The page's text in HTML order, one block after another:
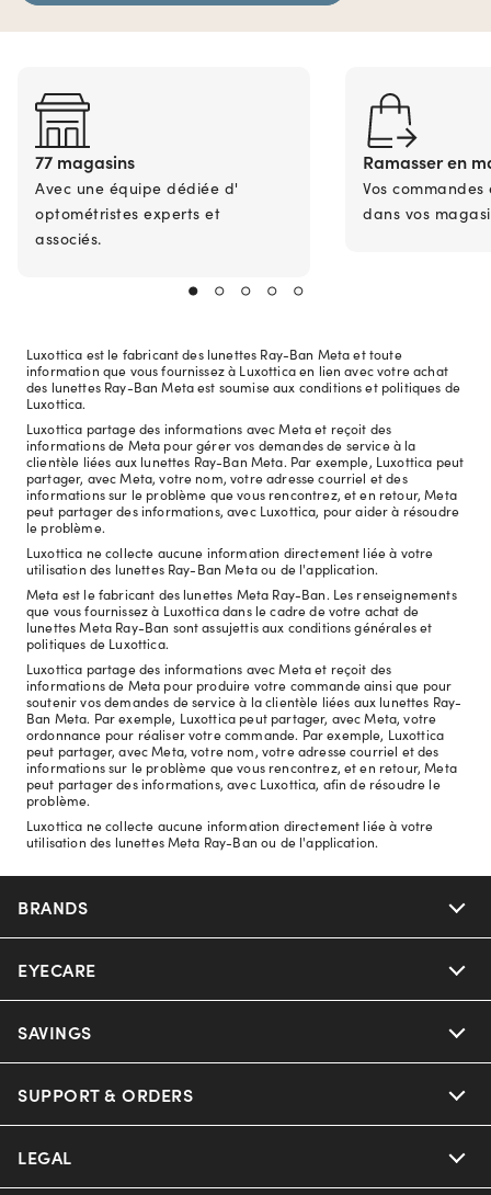
77 magasins
Avec une équipe dédiée d'
optométristes experts et
associés.
Ramasser en
Vos
dans vos
Luxottica est le fabricant des lunettes Ray-Ban Meta et toute
information que vous fournissez à Luxottica en lien avec votre achat
des lunettes Ray-Ban Meta est soumise aux conditions et politiques de
Luxottica.
Luxottica partage des informations avec Meta et reçoit des
informations de Meta pour gérer vos demandes de service à la
clientèle liées aux lunettes Ray-Ban Meta. Par exemple, Luxottica peut
partager, avec Meta, votre nom, votre adresse courriel et des
informations sur le problème que vous rencontrez, et en retour, Meta
peut partager des informations, avec Luxottica, pour aider à résoudre
le problème.
Luxottica ne collecte aucune information directement liée à votre
utilisation des lunettes Ray-Ban Meta ou de l'application.
Meta est le fabricant des lunettes Meta Ray-Ban. Les renseignements
que vous fournissez à Luxottica dans le cadre de votre achat de
lunettes Meta Ray-Ban sont assujettis aux conditions générales et
politiques de Luxottica.
Luxottica partage des informations avec Meta et reçoit des
informations de Meta pour produire votre commande ainsi que pour
soutenir vos demandes de service à la clientèle liées aux lunettes Ray-
Ban Meta. Par exemple, Luxottica peut partager, avec Meta, votre
ordonnance pour réaliser votre commande. Par exemple, Luxottica
peut partager, avec Meta, votre nom, votre adresse courriel et des
informations sur le problème que vous rencontrez, et en retour, Meta
peut partager des informations, avec Luxottica, afin de résoudre le
problème.
Luxottica ne collecte aucune information directement liée à votre
utilisation des lunettes Meta Ray-Ban ou de l'application.
BRANDS
Nuance Audio
Ray-Ban
EYECARE
Our Eyeglasses
Our Sunglasses
SAVINGS
Offers & Discount
Insurance
SUPPORT & ORDERS
Help Center
LEGAL